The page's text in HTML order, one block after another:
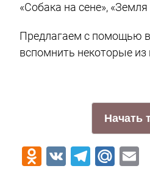
«Собака на сене»,
Предлагаем с помощью
вспомнить некоторые из
VK